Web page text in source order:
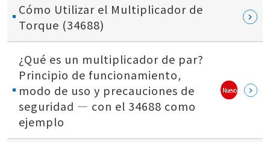
Cómo Utilizar el Multiplicador de
Torque (34688)
¿Qué es un multiplicador de par?
Principio de funcionamiento,
modo de uso y precauciones de
seguridad — con el 34688 como
ejemplo
Nuevo